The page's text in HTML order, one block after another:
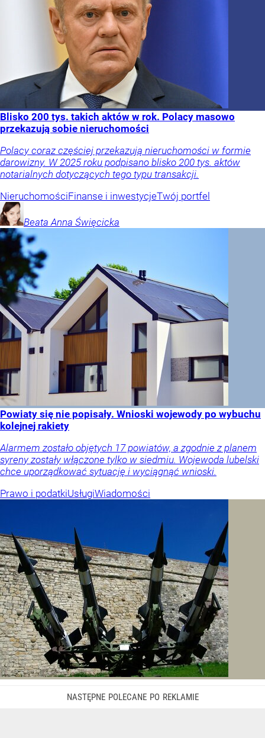
Blisko 200 tys. takich aktów w rok. Polacy masowo
przekazują sobie nieruchomości
Polacy coraz częściej przekazują nieruchomości w formie
darowizny. W 2025 roku podpisano blisko 200 tys. aktów
notarialnych dotyczących tego typu transakcji.
NieruchomościFinanse i inwestycjeTwój portfel
Beata Anna Święcicka
Powiaty się nie popisały. Wnioski wojewody po wybuchu
kolejnej rakiety
Alarmem zostało objętych 17 powiatów, a zgodnie z planem
syreny zostały włączone tylko w siedmiu. Wojewoda lubelski
chce uporządkować sytuację i wyciągnąć wnioski.
Prawo i podatkiUsługiWiadomości